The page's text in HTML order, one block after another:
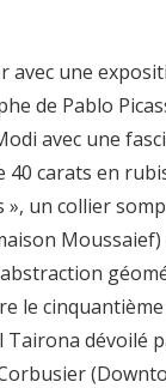
avec une
de Pablo
avec une
40 carats en
», un collier
le
dévoilé